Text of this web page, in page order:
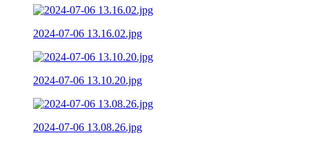
2024-07-06 13.16.02.jpg
2024-07-06 13.10.20.jpg
2024-07-06 13.08.26.jpg